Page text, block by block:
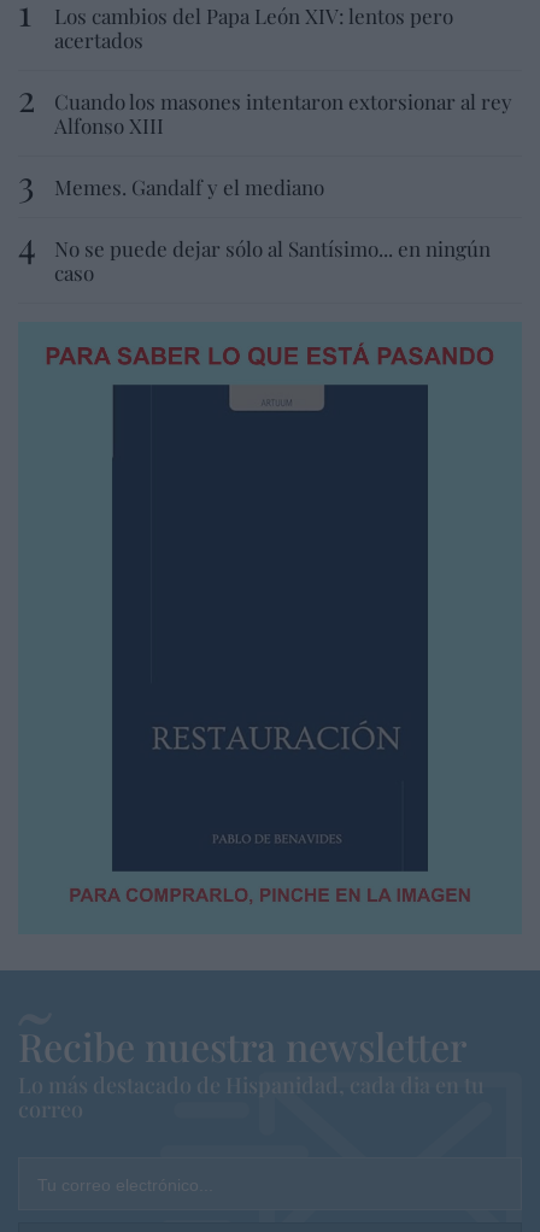
Los cambios del Papa León XIV: lentos pero
acertados
Cuando los masones intentaron extorsionar al rey
Alfonso XIII
Memes. Gandalf y el mediano
No se puede dejar sólo al Santísimo... en ningún
caso
Recibe nuestra newsletter
Lo más destacado de Hispanidad, cada dia en tu
correo
Tu correo electrónico...